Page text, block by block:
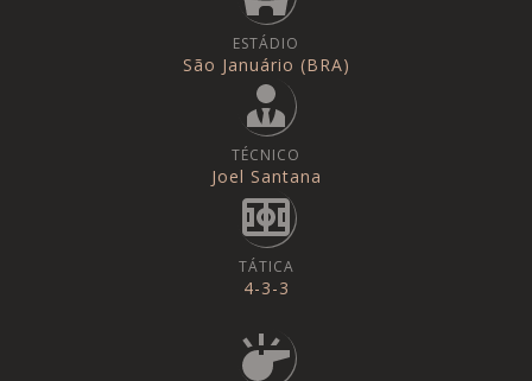
ESTÁDIO
São Januário (BRA)
TÉCNICO
Joel Santana
TÁTICA
4-3-3